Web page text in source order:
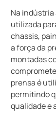
Na
utilizada
chassis,
a força da
montadas
prensa é
permitindo
qualidade e